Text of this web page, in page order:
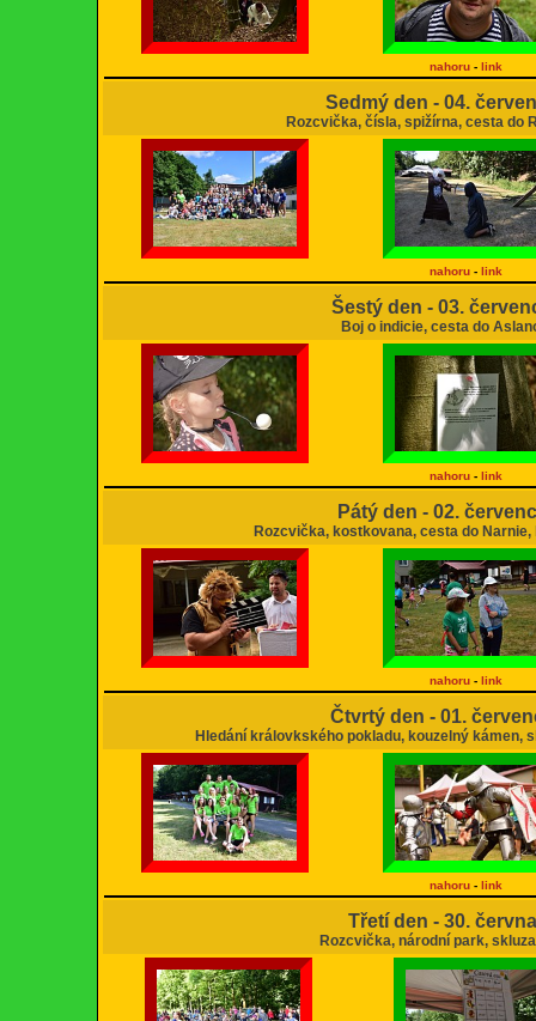
nahoru - link
Sedmý den - 04.
Rozcvička, čísla, spižírna, cesta do
nahoru - link
Šestý den - 03.
Boj o indicie, cesta do
nahoru - link
Pátý den - 02.
Rozcvička, kostkovana, cesta do
nahoru - link
Čtvrtý den - 01.
Hledání královkského pokladu, kouzelný kámen,
nahoru - link
Třetí den - 30.
Rozcvička, národní park,